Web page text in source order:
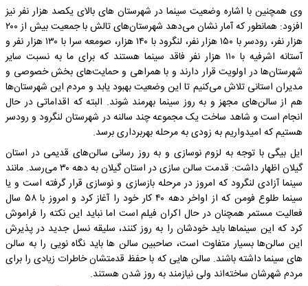
وی همچنین با اشاره وضعیت سینما در شهرستان های بالای یکصد هزار نفر نیز
افزود: همانطور که آمار نشان می‌دهد شهرستان‌های تالش با جمعیت بیش از ۲۰۰
هزار نفر، رودسر با ۱۵۰ هزار نفر، لنگرود با ۱۴۰ هزار، صومعه سرا با ۱۳۰ هزار نفر و
آستانه اشرفیه با ۱۱۰ هزار نفر فاقد سینما هستند که برای ما به نسبت سایر
شهرستان‌ها در اولویت قرار دارند و با همراهی و حمایت‌های بخش خصوصی و
مدیران استانی تلاش می‌کنیم تا این وضعیت بهبود یابد و مردم این شهرستان‌ها
هم از سالن‌های مجهز و به روز سینما بهرمند شوند. البته که اقداماتی در حال
انجام است و شاهد ساخت یک مجموعه چند سالنه در شهرستان لنگرود و رودسر
هستیم که امیدواریم به زودی به مرحله بهربرداری برسد.
ایل بیگی با توجه به لزوم نوسازی و به روز رسانی سالن‌های قدیمی در استان
گیلان اظهار داشت: قدمت سالن سازی در استان گیلان به دهه ۳۰ می‌رسد. مانند
سینما آزادی لنگرود که امروز در مرحله بازسازی و نوسازی قرار گرفته است و یا
سینما طلوع فومن که از اواخر دهه ۴۰ کار خود را آغاز کرد و امروز با ۵۸ سال
فعالیت مستمر همچنان در حال اکران فیلم است اما نباید این نکته را فراموش
کرد که این سینماها باید خودشان را به روز کنند، سلیقه نسل جدید در پذیرش
این سالن‌ها بسیار متفاوت است، صاحبین سالن ها باید نگاه نویی را به سالن
های سینما داشته باشند. سالن هایی که با حفظ قدمتشان خاطرات زیادی را برای
مردم شهرشان ساخته‌اند ولی نیازمند به روز شدن هستند.